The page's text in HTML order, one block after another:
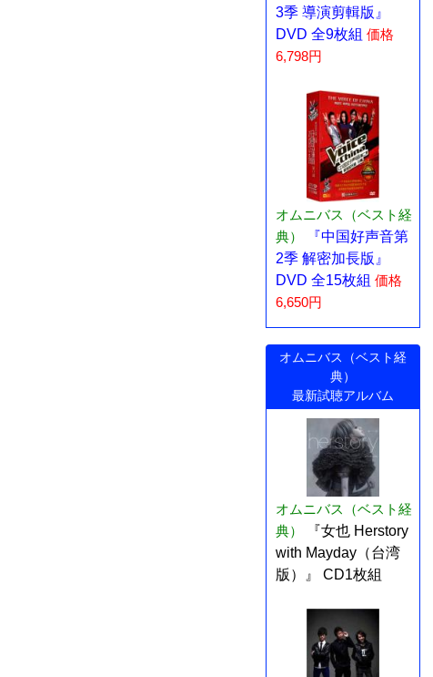
3季 導演剪輯版』
DVD 全9枚組 価格
6,798円
オムニバス（ベスト経
典）
『中国好声音第
2季 解密加長版』
DVD 全15枚組 価格
6,650円
オムニバス（ベスト経
典）
最新試聴アルバム
オムニバス（ベスト経
典）
『女也 Herstory
with Mayday（台湾
版）』 CD1枚組